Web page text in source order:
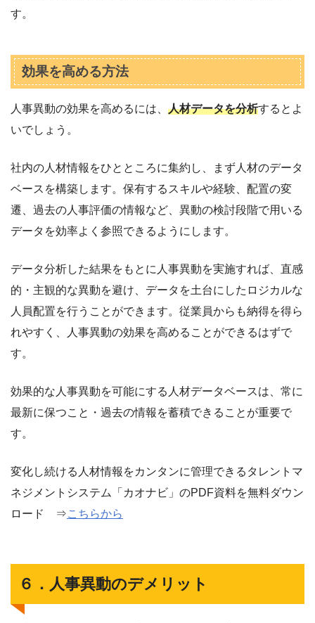
す。
効果を高める方法
人事異動の効果を高めるには、 人材データを分析するとよ
いでしょう。
社内の人材情報をひとところに集約し、まず人材のデータ
ベースを構築します。保有するスキルや経験、配置の変
遷、過去の人事評価の情報など、異動の検討段階で用いる
データを効率よく参照できるようにします。
データ分析した結果をもとに人事異動を実施すれば、直感
的・主観的な異動を避け、データを土台にしたロジカルな
人員配置を行うことができます。従業員からも納得を得ら
れやすく、人事異動の効果を高めることができるはずで
す。
効果的な人事異動を可能にする人材データベースは、常に
最新に保つこと・過去の情報を蓄積できることが重要で
す。
変化し続ける人材情報をカンタンに管理できるタレントマ
ネジメントシステム「カオナビ」のPDF資料を無料ダウン
ロード ⇒こちらから
６．人事異動のデメリット